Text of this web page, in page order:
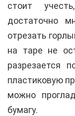
стоит
достаточно
отрезать
на таре не
разрезается
пластиковую
можно
бумагу.